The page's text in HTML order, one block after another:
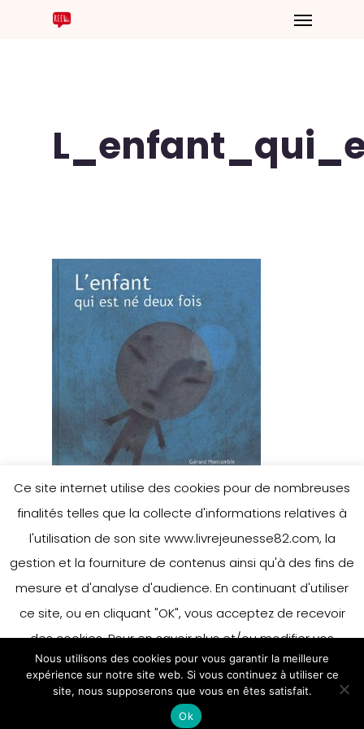
Leave a Reply
You must belogged into post a
comment.
Ce site internet utilise des cookies pour de nombreuses
finalités telles que la collecte d'informations relatives à
l'utilisation de son site www.livrejeunesse82.com, la
gestion et la fourniture de contenus ainsi qu'à des fins de
mesure et d'analyse d'audience. En continuant d'utiliser
ce site, ou en cliquant "OK", vous acceptez de recevoir
des cookies. Pour en savoir plus et/ou modifier vos
préférences en matière de cookies, merci de vous référer
à notre politique sur les cookies.
Accepter
En savoir plus
Nous utilisons des cookies pour vous garantir la meilleure
expérience sur notre site web. Si vous continuez à utiliser ce
site, nous supposerons que vous en êtes satisfait.
Ok